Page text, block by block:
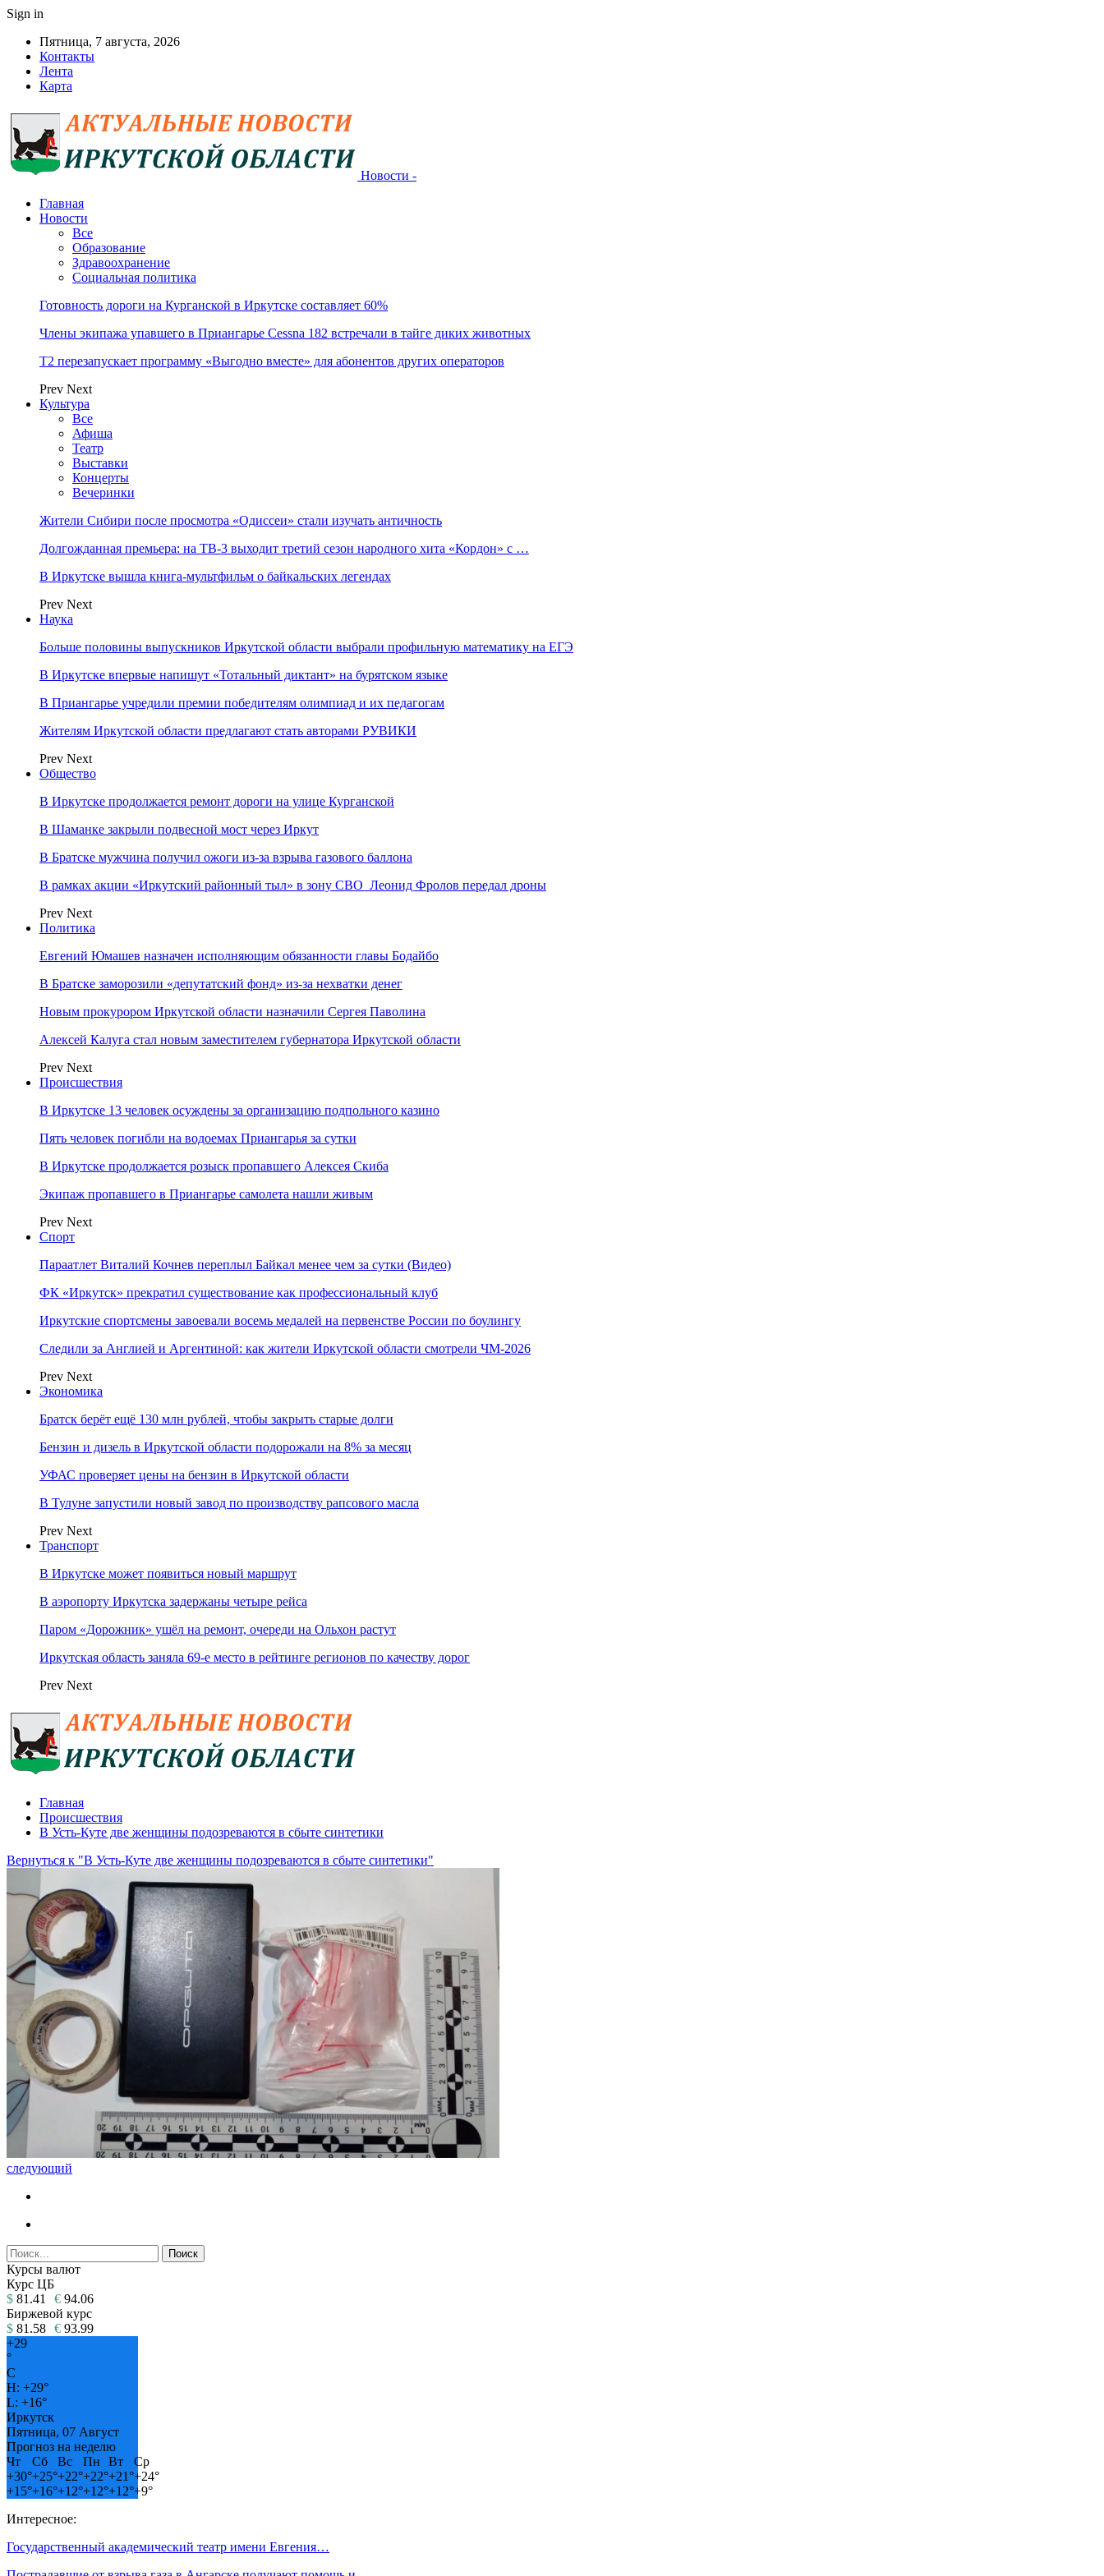
Sign in
Пятница, 7 августа, 2026
Контакты
Лента
Карта
Новости -
Главная
Новости
Все
Образование
Здравоохранение
Социальная политика
Готовность дороги на Курганской в Иркутске составляет 60%
Члены экипажа упавшего в Приангарье Cessna 182 встречали в тайге диких животных
Т2 перезапускает программу «Выгодно вместе» для абонентов других операторов
Prev Next
Культура
Все
Афиша
Театр
Выставки
Концерты
Вечеринки
Жители Сибири после просмотра «Одиссеи» стали изучать античность
Долгожданная премьера: на ТВ-3 выходит третий сезон народного хита «Кордон» с …
В Иркутске вышла книга-мультфильм о байкальских легендах
Prev Next
Наука
Больше половины выпускников Иркутской области выбрали профильную математику на ЕГЭ
В Иркутске впервые напишут «Тотальный диктант» на бурятском языке
В Приангарье учредили премии победителям олимпиад и их педагогам
Жителям Иркутской области предлагают стать авторами РУВИКИ
Prev Next
Общество
В Иркутске продолжается ремонт дороги на улице Курганской
В Шаманке закрыли подвесной мост через Иркут
В Братске мужчина получил ожоги из-за взрыва газового баллона
В рамках акции «Иркутский районный тыл» в зону СВО Леонид Фролов передал дроны
Prev Next
Политика
Евгений Юмашев назначен исполняющим обязанности главы Бодайбо
В Братске заморозили «депутатский фонд» из‑за нехватки денег
Новым прокурором Иркутской области назначили Сергея Паволина
Алексей Калуга стал новым заместителем губернатора Иркутской области
Prev Next
Происшествия
В Иркутске 13 человек осуждены за организацию подпольного казино
Пять человек погибли на водоемах Приангарья за сутки
В Иркутске продолжается розыск пропавшего Алексея Скиба
Экипаж пропавшего в Приангарье самолета нашли живым
Prev Next
Спорт
Параатлет Виталий Кочнев переплыл Байкал менее чем за сутки (Видео)
ФК «Иркутск» прекратил существование как профессиональный клуб
Иркутские спортсмены завоевали восемь медалей на первенстве России по боулингу
Следили за Англией и Аргентиной: как жители Иркутской области смотрели ЧМ-2026
Prev Next
Экономика
Братск берёт ещё 130 млн рублей, чтобы закрыть старые долги
Бензин и дизель в Иркутской области подорожали на 8% за месяц
УФАС проверяет цены на бензин в Иркутской области
В Тулуне запустили новый завод по производству рапсового масла
Prev Next
Транспорт
В Иркутске может появиться новый маршрут
В аэропорту Иркутска задержаны четыре рейса
Паром «Дорожник» ушёл на ремонт, очереди на Ольхон растут
Иркутская область заняла 69‑е место в рейтинге регионов по качеству дорог
Prev Next
Главная
Происшествия
В Усть-Куте две женщины подозреваются в сбыте синтетики
Вернуться к "В Усть-Куте две женщины подозреваются в сбыте синтетики"
следующий
Курсы валют
Курс ЦБ
$ 81.41 € 94.06
Биржевой курс
$ 81.58 € 93.99
+29
°
C
H: +29°
L: +16°
Иркутск
Пятница, 07 Август
Прогноз на неделю
Чт
Сб Вс Пн Вт
Ср
+30°+25°+22°+22°+21°+24°
+15°+16°+12°+12°+12°+9°
Интересное:
Государственный академический театр имени Евгения…